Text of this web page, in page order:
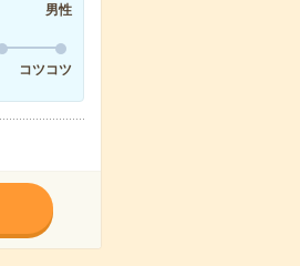
男性
コツコツ